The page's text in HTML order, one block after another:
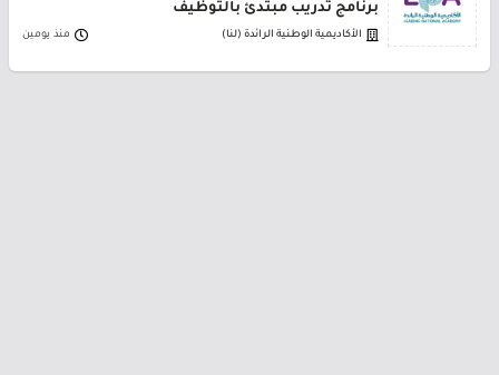
برنامج تدريب مبتدئ بالتوظيف
الأكاديمية الوطنية الرائدة (لنا) منذ يومين